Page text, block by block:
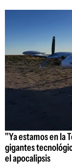
"Ya estamos en la
gigantes
el apocalipsis